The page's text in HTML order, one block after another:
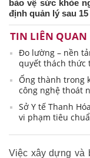
bảo vệ sức khỏe
định quản lý sau
TIN LIÊN QUAN
Đo lường – nền
quyết thách thức
Ống thành trong
công nghệ thoát
Sở Y tế Thanh
vi phạm tiêu
Việc xây dựng và